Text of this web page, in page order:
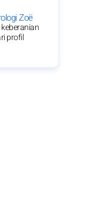
Zoë
profil